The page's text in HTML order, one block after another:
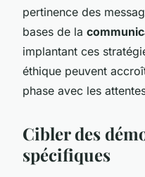
pertinence des
bases de la
implantant ces
éthique peuvent
phase avec les
Cibler des
spécifiques